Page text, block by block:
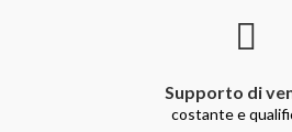
Supporto di
costante e